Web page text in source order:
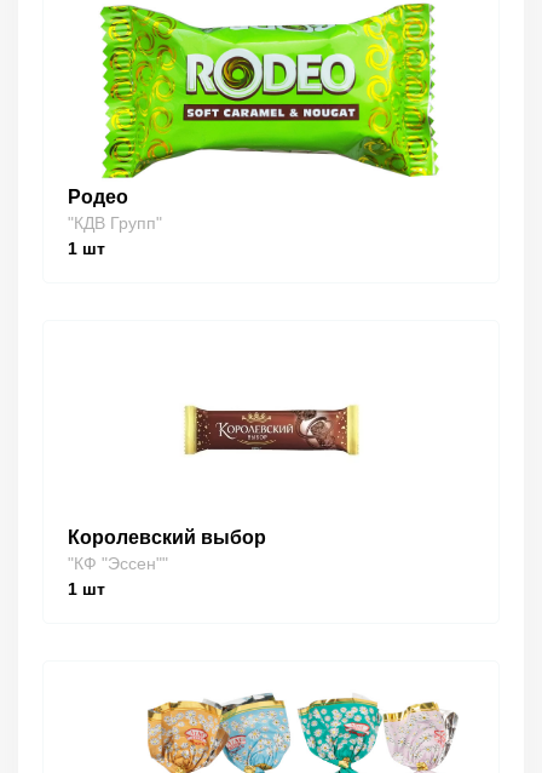
Родео
"КДВ Групп"
1 шт
Королевский выбор
"КФ "Эссен""
1 шт